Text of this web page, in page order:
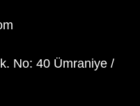
No: 40 Ümraniye /